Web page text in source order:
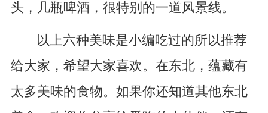
头，几瓶啤酒，很特别的一道风景线。
以上六种美味是小编吃过的所以推荐
给大家，希望大家喜欢。在东北，蕴藏有
太多美味的食物。如果你还知道其他东北